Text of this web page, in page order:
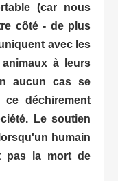
(car nous
côté - de plus
avec les
à leurs
aucun cas se
déchirement
Le soutien
humain
pas la mort de